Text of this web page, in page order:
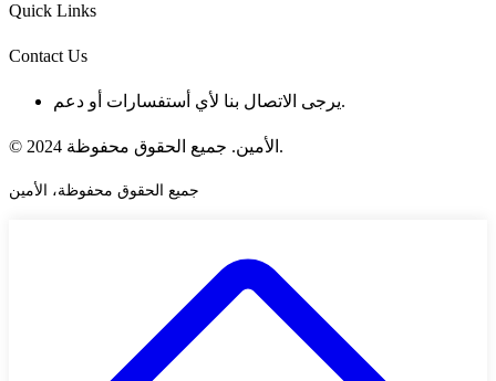
Quick Links
Contact Us
يرجى الاتصال بنا لأي أستفسارات أو دعم.
© 2024 الأمين. جميع الحقوق محفوظة.
جميع الحقوق محفوظة، الأمين